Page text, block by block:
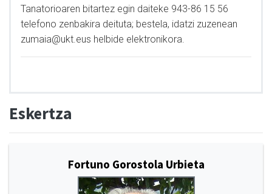
Eskertza
Fortuno Gorostola Urbieta
Tanatorioaren bitartez egin daiteke 943-86 15 56
telefono zenbakira deituta; bestela, idatzi zuzenean
zumaia@ukt.eus helbide elektronikora.